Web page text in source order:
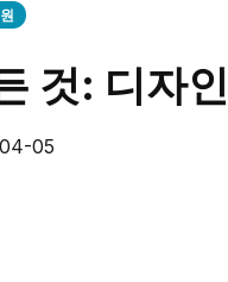
것: 디자
05